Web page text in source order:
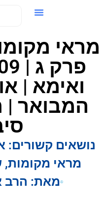
ואימא |
המבואר |
נושאים קשורים:
מראי מקומות,
מאת:הרב